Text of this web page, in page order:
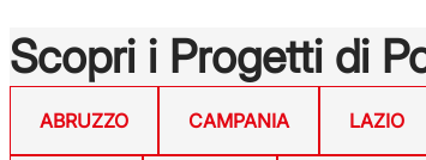
Scopri i Progetti di
ABRUZZO CAMPANIA LAZIO